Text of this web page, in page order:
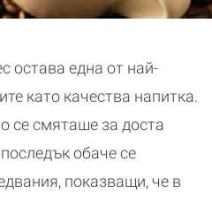
остава една от най-
като качества напитка.
се смяташе за доста
обаче се
показващи, че в